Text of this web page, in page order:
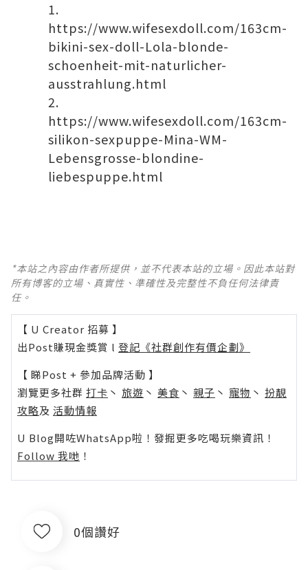
https://www.wifesexdoll.com/163cm-
bikini-sex-doll-Lola-blonde-
schoenheit-mit-naturlicher-
ausstrahlung.html
https://www.wifesexdoll.com/163cm-
silikon-sexpuppe-Mina-WM-
Lebensgrosse-blondine-
liebespuppe.html
*本站之內容由作者所提供，並不代表本站的立場。因此本站對
所有博客的立場、真實性、準確性及完整性不負任何法律責
任。
【 U Creator 招募 】
出Post賺現金獎賞 l 登記《社群創作有價企劃》
【 睇Post + 參加品牌活動 】
瀏覽更多社群 打卡 丶 旅遊 丶 美食 丶 親子 丶 寵物 丶 扮靚
攻略及 活動情報
U Blog開咗WhatsApp啦！發掘更多吃喝玩樂資訊！
Follow 我哋 ！
0個讚好